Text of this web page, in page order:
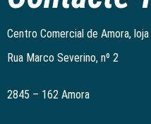
Centro Comercial de Amora,
Rua Marco Severino, nº 2
2845 – 162 Amora